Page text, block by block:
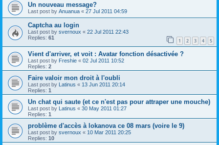
Un nouveau message?
Last post by Anuanua « 27 Jul 2011 04:59
Captcha au login
Last post by svernoux « 22 Jul 2011 22:43
Replies: 61 1 2 3 4 5
Vient d'arriver, et voit : Avatar fonction désactivée ?
Last post by Freshie « 02 Jul 2011 10:52
Replies: 2
Faire valoir mon droit à l'oubli
Last post by Latinus « 13 Jun 2011 20:14
Replies: 1
Un chat qui saute (et ce n'est pas pour attraper une mouche)
Last post by Latinus « 30 May 2011 01:27
Replies: 1
problème d'accès à lokanova ce 08 mars (voire le 9)
Last post by svernoux « 10 Mar 2011 20:25
Replies: 10